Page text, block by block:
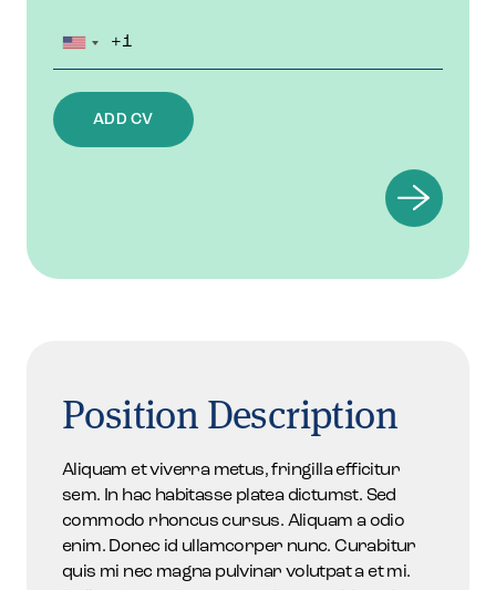
ADD CV
Position Description
Aliquam et viverra metus, fringilla efficitur
sem. In hac habitasse platea dictumst. Sed
commodo rhoncus cursus. Aliquam a odio
enim. Donec id ullamcorper nunc. Curabitur
quis mi nec magna pulvinar volutpat a et mi.